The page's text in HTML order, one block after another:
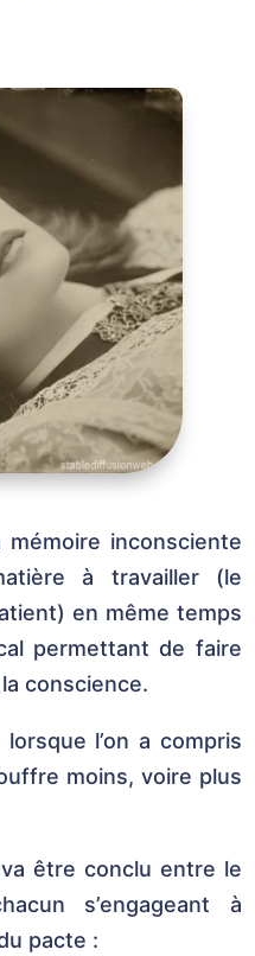
inconsciente
à travailler (le
en même temps
permettant de faire
conscience.
l’on a compris
moins, voire plus
être conclu entre le
s’engageant à
pacte :